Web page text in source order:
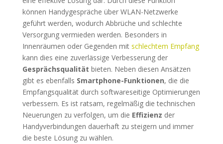
können Handygespräche über WLAN-Netzwerke
geführt werden, wodurch Abbrüche und schlechte
Versorgung vermieden werden. Besonders in
Innenräumen oder Gegenden mit schlechtem Empfang
kann dies eine zuverlässige Verbesserung der
Gesprächsqualität bieten. Neben diesen Ansätzen
gibt es ebenfalls Smartphone-Funktionen, die die
Empfangsqualität durch softwareseitige Optimierungen
verbessern. Es ist ratsam, regelmäßig die technischen
Neuerungen zu verfolgen, um die Effizienz der
Handyverbindungen dauerhaft zu steigern und immer
die beste Lösung zu wählen.